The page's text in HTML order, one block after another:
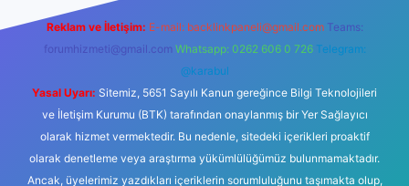
Reklam ve İletişim: E-mail: backlinkpaneli@gmail.com Teams:
forumhizmeti@gmail.com Whatsapp: 0262 606 0 726 Telegram:
@karabul
Yasal Uyarı: Sitemiz, 5651 Sayılı Kanun gereğince Bilgi Teknolojileri
ve İletişim Kurumu (BTK) tarafından onaylanmış bir Yer Sağlayıcı
olarak hizmet vermektedir. Bu nedenle, sitedeki içerikleri proaktif
olarak denetleme veya araştırma yükümlülüğümüz bulunmamaktadır.
Ancak, üyelerimiz yazdıkları içeriklerin sorumluluğunu taşımakta olup,